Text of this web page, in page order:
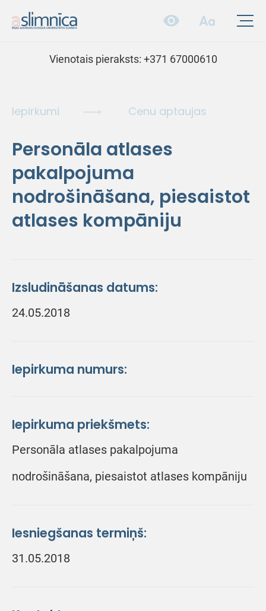
Vienotais pieraksts: +371 67000610
Iepirkumi Cenu aptaujas
Personāla atlases
pakalpojuma
nodrošināšana, piesaistot
atlases kompāniju
Izsludināšanas datums:
24.05.2018
Iepirkuma numurs:
Iepirkuma priekšmets:
Personāla atlases pakalpojuma
nodrošināšana, piesaistot atlases kompāniju
Iesniegšanas termiņš:
31.05.2018